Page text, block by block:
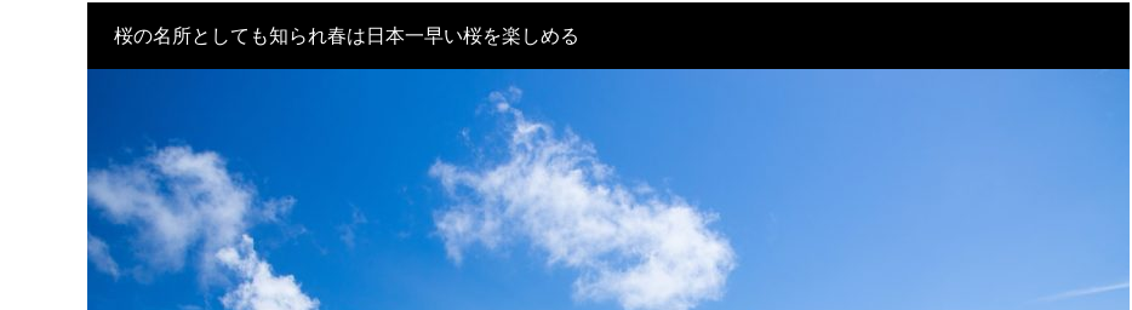
桜の名所としても知られ春は日本一早い桜を楽しめる